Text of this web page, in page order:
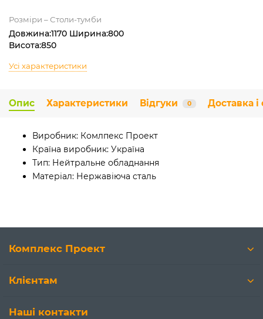
Розміри – Столи-тумби
Довжина:1170 Ширина:800
Висота:850
Усі характеристики
Опис Характеристики Відгуки 0 Доставка і
Виробник: Комлпекс Проект
Країна виробник: Україна
Тип: Нейтральне обладнання
Матеріал: Нержавіюча сталь
Комплекс Проект
Клієнтам
Наші контакти